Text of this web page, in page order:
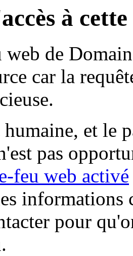
à
web de
car la
et le
pas
feu web activé
informations
pour